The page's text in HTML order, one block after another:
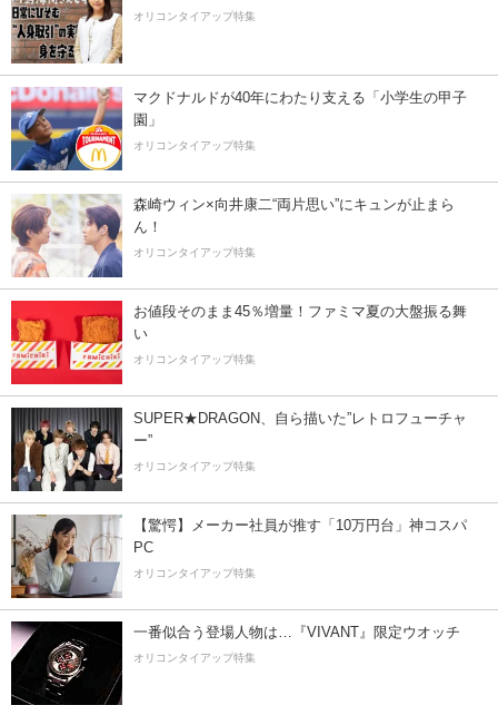
オリコンタイアップ特集
マクドナルドが40年にわたり支える「小学生の甲子
園」
オリコンタイアップ特集
森崎ウィン×向井康二“両片思い”にキュンが止まら
ん！
オリコンタイアップ特集
お値段そのまま45％増量！ファミマ夏の大盤振る舞
い
オリコンタイアップ特集
SUPER★DRAGON、自ら描いた”レトロフューチャ
ー”
オリコンタイアップ特集
【驚愕】メーカー社員が推す「10万円台」神コスパ
PC
オリコンタイアップ特集
一番似合う登場人物は…『VIVANT』限定ウオッチ
オリコンタイアップ特集